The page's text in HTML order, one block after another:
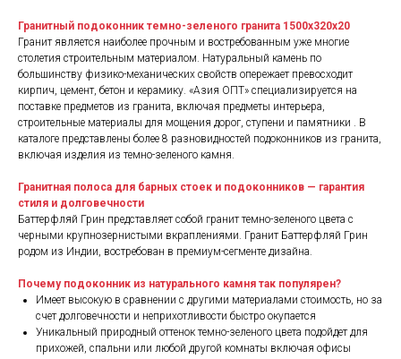
Гранитный подоконник темно-зеленого гранита 1500х320х20
Гранит является наиболее прочным и востребованным уже многие
столетия строительным материалом. Натуральный камень по
большинству физико-механических свойств опережает превосходит
кирпич, цемент, бетон и керамику. «Азия ОПТ» специализируется на
поставке предметов из гранита, включая предметы интерьера,
строительные материалы для мощения дорог, ступени и памятники . В
каталоге представлены более 8 разновидностей подоконников из гранита,
включая изделия из темно-зеленого камня.
Гранитная полоса для барных стоек и подоконников — гарантия
стиля и долговечности
Баттерфляй Грин представляет собой гранит темно-зеленого цвета с
черными крупнозернистыми вкраплениями. Гранит Баттерфляй Грин
родом из Индии, востребован в премиум-сегменте дизайна.
Почему подоконник из натурального камня так популярен?
Имеет высокую в сравнении с другими материалами стоимость, но за
счет долговечности и неприхотливости быстро окупается
Уникальный природный оттенок темно-зеленого цвета подойдет для
прихожей, спальни или любой другой комнаты включая офисы